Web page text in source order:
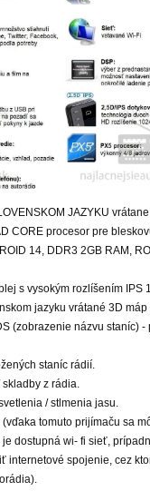
JAZYKU
CORE procesor pre
14, DDR3 2GB RAM,
s vysokým rozlíšením IPS
jazyku vrátané 3D máp
(zobrazenie názvu staníc) -
staníc rádií.
z rádia.
/ stlmenia jasu.
tomuto prijímaču sa
dostupná wi- fi sieť,
internetové spojenie, cez